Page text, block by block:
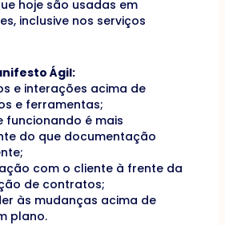
hoje são usadas em
inclusive nos serviços
Ágil:
e interações acima de
e ferramentas;
funcionando é mais
do que documentação
com o cliente à frente da
de contratos;
às mudanças acima de
plano.